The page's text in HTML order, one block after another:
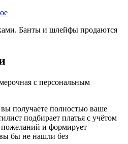
Банты и шлейфы продаются
с персональным
вы получаете полностью ваше
подбирает платья с учётом
и формирует
бы не нашли без